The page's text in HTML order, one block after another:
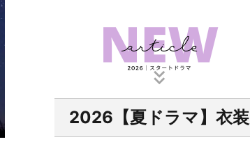
2026【夏ドラマ】衣装